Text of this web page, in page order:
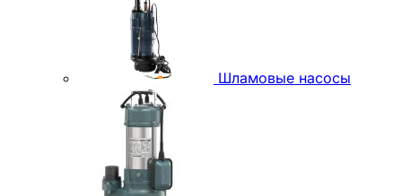
Шламовые насосы